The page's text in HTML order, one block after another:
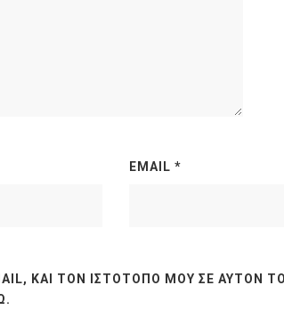
EMAIL *
ΚΑΙ ΤΟΝ ΙΣΤΌΤΟΠΟ ΜΟΥ ΣΕ ΑΥΤΌΝ